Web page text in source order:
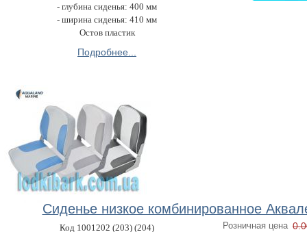
- глубина сиденья: 400 мм
- ширина сиденья: 410 мм
Остов пластик
Подробнее...
Сиденье низкое комбинированное
Код 1001202 (203) (204) Розничная цена